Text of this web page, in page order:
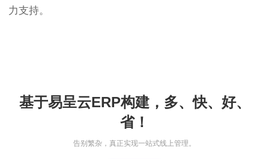
力支持。
基于易呈云ERP构建，多、快、好、
省！
告别繁杂，真正实现一站式线上管理。